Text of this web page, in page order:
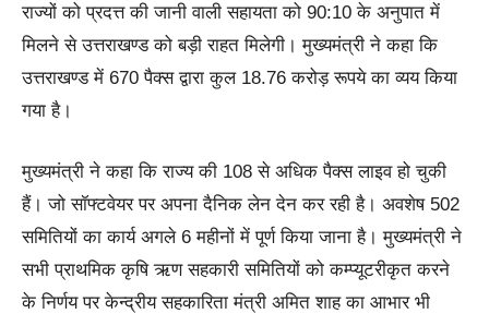
राज्यों को प्रदत्त की जानी वाली सहायता को 90:10 के अनुपात में
मिलने से उत्तराखण्ड को बड़ी राहत मिलेगी। मुख्यमंत्री ने कहा कि
उत्तराखण्ड में 670 पैक्स द्वारा कुल 18.76 करोड़ रूपये का व्यय किया
गया है।
मुख्यमंत्री ने कहा कि राज्य की 108 से अधिक पैक्स लाइव हो चुकी
हैं। जो सॉफ्टवेयर पर अपना दैनिक लेन देन कर रही है। अवशेष 502
समितियों का कार्य अगले 6 महीनों में पूर्ण किया जाना है। मुख्यमंत्री ने
सभी प्राथमिक कृषि ऋण सहकारी समितियों को कम्प्यूटरीकृत करने
के निर्णय पर केन्द्रीय सहकारिता मंत्री अमित शाह का आभार भी